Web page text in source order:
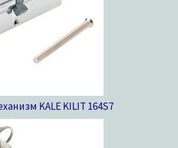
KALE KILIT 164S7